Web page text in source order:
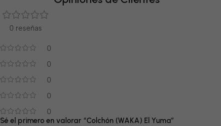
0 reseñas
0
0
0
0
0
Sé el primero en valorar “Colchón (WAKA) El Yuma”